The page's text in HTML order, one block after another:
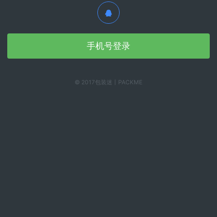
手机号登录
© 2017包装迷丨PACKME